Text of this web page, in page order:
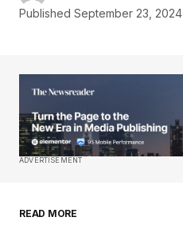
Published September 23, 2024
ADVERTISEMENT
READ MORE